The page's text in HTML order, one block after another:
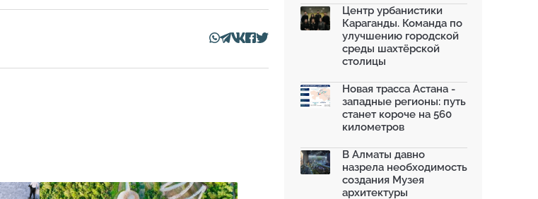
30.06.2026
На слушаниях по корректировке
СЭО Генплана Алматы...
30.06.2026
Таразе станет экопарком...
22.06.2026
Центр урбанистики
Караганды. Команда по
улучшению городской
среды шахтёрской
столицы
Новая трасса Астана -
западные регионы: путь
станет короче на 560
километров
В Алматы давно
назрела необходимость
создания Музея
архитектуры